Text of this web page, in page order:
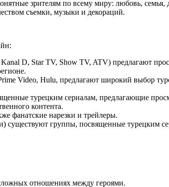
зрителям по всему миру: любовь, семья,
съемки, музыки и декораций.
D, Star TV, Show TV, ATV) предлагают
Video, Hulu, предлагают широкий выбор
турецким сериалам, предлагающие
контента.
фанатские нарезки и трейлеры.
существуют группы, посвященные турецким
отношениях между героями.